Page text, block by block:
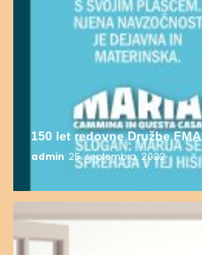
150 let redovne Družbe FMA
admin 25. septembra, 2022